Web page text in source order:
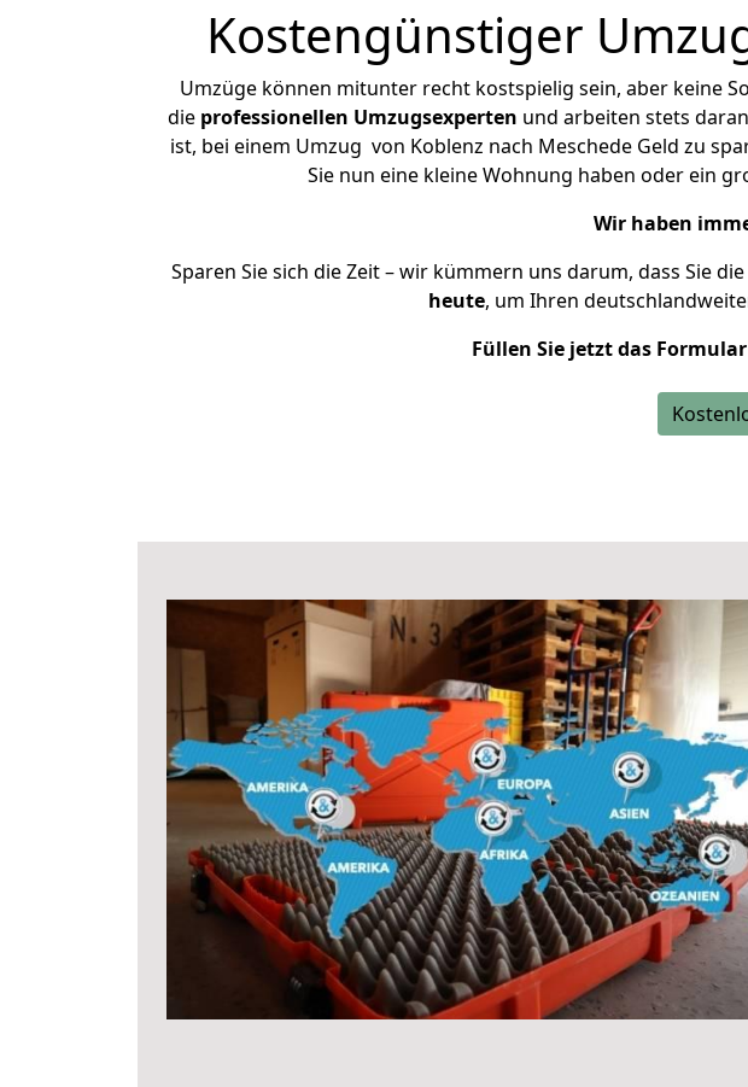
Kostengünstiger
Umzüge können mitunter recht kostspielig sein, aber keine
die professionellen Umzugsexperten und arbeiten stets
ist, bei einem Umzug von Koblenz nach Meschede Geld zu
Sie nun eine kleine Wohnung haben oder ein
Wir haben
Sparen Sie sich die Zeit – wir kümmern uns darum, dass Sie
heute, um Ihren
Füllen Sie jetzt das